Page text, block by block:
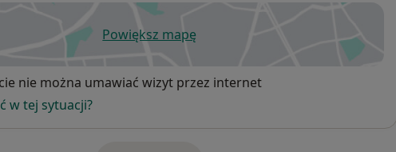
Powiększ mapęotwiera się w nowej karcie
nie można umawiać wizyt przez internet
w tej sytuacji?